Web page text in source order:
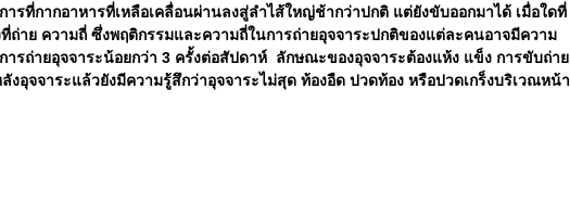
ารที่กากอาหารที่เหลือเคลื่อนผ่านลงสู่ลำไส้ใหญ่ช้ากว่าปกติ แต่ยังขับออกมาได้ เมื่อใดที่
ถ่าย ความถี่ ซึ่งพฤติกรรมและความถี่ในการถ่ายอุจจาระปกติของแต่ละคนอาจมีความ
รถ่ายอุจจาระน้อยกว่า 3 ครั้งต่อสัปดาห์ ลักษณะของอุจจาระต้องแห้ง แข็ง การขับถ่าย
งอุจจาระแล้วยังมีความรู้สึกว่าอุจจาระไม่สุด ท้องอืด ปวดท้อง หรือปวดเกร็งบริเวณหน้า